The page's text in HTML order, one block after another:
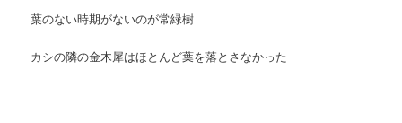
葉のない時期がないのが常緑樹
カシの隣の金木犀はほとんど葉を落とさなかった